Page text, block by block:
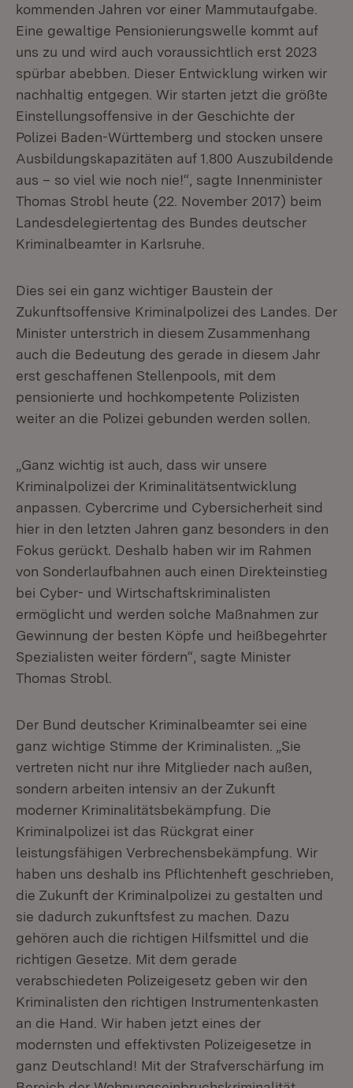
kommenden Jahren vor einer Mammutaufgabe.
Eine gewaltige Pensionierungswelle kommt auf
uns zu und wird auch voraussichtlich erst 2023
spürbar abebben. Dieser Entwicklung wirken wir
nachhaltig entgegen. Wir starten jetzt die größte
Einstellungsoffensive in der Geschichte der
Polizei Baden-Württemberg und stocken unsere
Ausbildungskapazitäten auf 1.800 Auszubildende
aus – so viel wie noch nie!“, sagte Innenminister
Thomas Strobl heute (22. November 2017) beim
Landesdelegiertentag des Bundes deutscher
Kriminalbeamter in Karlsruhe.
Dies sei ein ganz wichtiger Baustein der
Zukunftsoffensive Kriminalpolizei des Landes. Der
Minister unterstrich in diesem Zusammenhang
auch die Bedeutung des gerade in diesem Jahr
erst geschaffenen Stellenpools, mit dem
pensionierte und hochkompetente Polizisten
weiter an die Polizei gebunden werden sollen.
„Ganz wichtig ist auch, dass wir unsere
Kriminalpolizei der Kriminalitätsentwicklung
anpassen. Cybercrime und Cybersicherheit sind
hier in den letzten Jahren ganz besonders in den
Fokus gerückt. Deshalb haben wir im Rahmen
von Sonderlaufbahnen auch einen Direkteinstieg
bei Cyber- und Wirtschaftskriminalisten
ermöglicht und werden solche Maßnahmen zur
Gewinnung der besten Köpfe und heißbegehrter
Spezialisten weiter fördern“, sagte Minister
Thomas Strobl.
Der Bund deutscher Kriminalbeamter sei eine
ganz wichtige Stimme der Kriminalisten. „Sie
vertreten nicht nur ihre Mitglieder nach außen,
sondern arbeiten intensiv an der Zukunft
moderner Kriminalitätsbekämpfung. Die
Kriminalpolizei ist das Rückgrat einer
leistungsfähigen Verbrechensbekämpfung. Wir
haben uns deshalb ins Pflichtenheft geschrieben,
die Zukunft der Kriminalpolizei zu gestalten und
sie dadurch zukunftsfest zu machen. Dazu
gehören auch die richtigen Hilfsmittel und die
richtigen Gesetze. Mit dem gerade
verabschiedeten Polizeigesetz geben wir den
Kriminalisten den richtigen Instrumentenkasten
an die Hand. Wir haben jetzt eines der
modernsten und effektivsten Polizeigesetze in
ganz Deutschland! Mit der Strafverschärfung im